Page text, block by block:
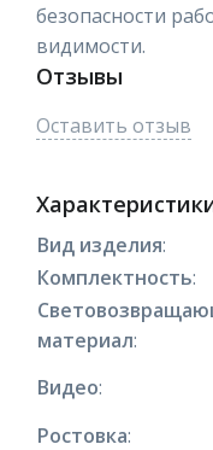
безопасности
видимости.
Отзывы
Оставить отзыв
Вид изделия:
Комплектность:
материал:
Видео:
Ростовка: